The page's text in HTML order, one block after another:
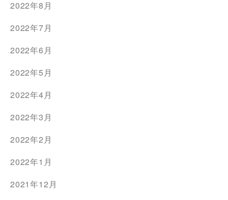
2022年8月
2022年7月
2022年6月
2022年5月
2022年4月
2022年3月
2022年2月
2022年1月
2021年12月